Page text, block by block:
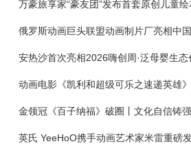
万豪旅享家“豪友团”发布首套原创儿童